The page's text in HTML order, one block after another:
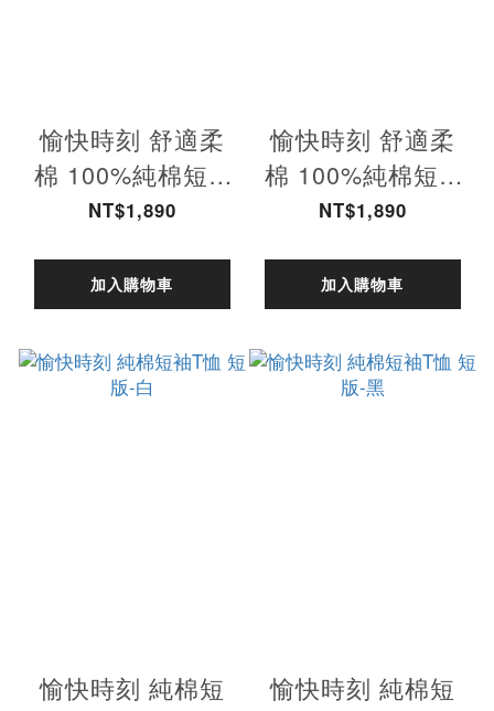
愉快時刻 舒適柔
棉 100%純棉短T-
巧克力 男款
NT$1,890
加入購物車
愉快時刻 舒適柔
棉 100%純棉短T-
巧克力 女款
NT$1,890
加入購物車
愉快時刻 純棉短
愉快時刻 純棉短